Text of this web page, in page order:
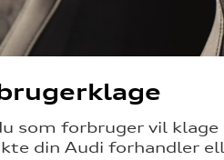
som forbruger vil
din Audi forhandler